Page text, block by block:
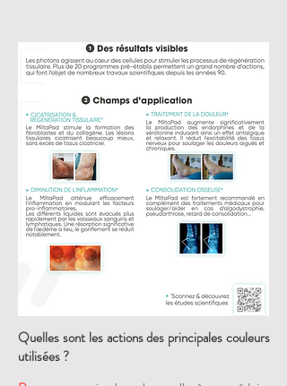
Quelles sont les actions des principales couleurs
utilisées?